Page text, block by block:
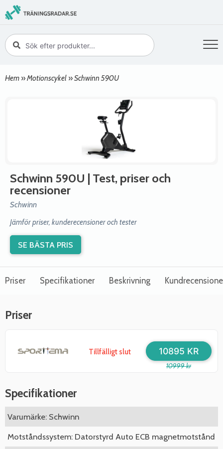
Hem »Motionscykel »Schwinn 590U
Schwinn 590U | Test, priser och
recensioner
Schwinn
Jämför priser, kunderecensioner och tester
SE BÄSTA PRIS
Priser Specifikationer Beskrivning
Priser
Tillfälligt slut
10999 kr
10895 KR
Specifikationer
Varumärke: Schwinn
Motståndssystem: Datorstyrd Auto ECB magnetmotstånd